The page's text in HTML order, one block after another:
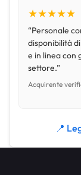
★★★★★
“Personale
disponibilità
e in linea con
settore.”
Acquirente
📍